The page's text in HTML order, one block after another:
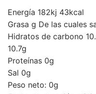
Energía 182kj 43kcal
Grasa g De las cuales
Hidratos de carbono
10.7g
Proteínas 0g
Sal 0g
Peso neto: 0g